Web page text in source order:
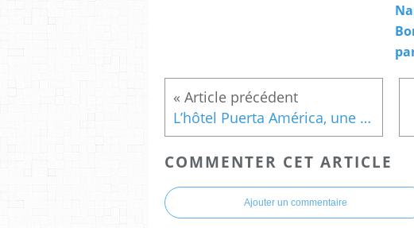
L’hôtel Puerta América, une destination unique au monde
COMMENTER CET ARTICLE
Ajouter un commentaire